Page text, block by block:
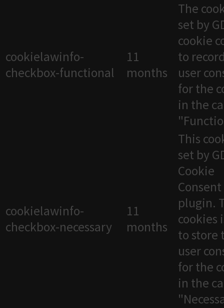
cookielawinfo-
checkbox-functional
11
months
The
set by
cookie
to
user
for the
in the
cookielawinfo-
checkbox-necessary
11
months
This
set by
Cookie
Consent
plugin.
cookies
to store
user
for the
in the